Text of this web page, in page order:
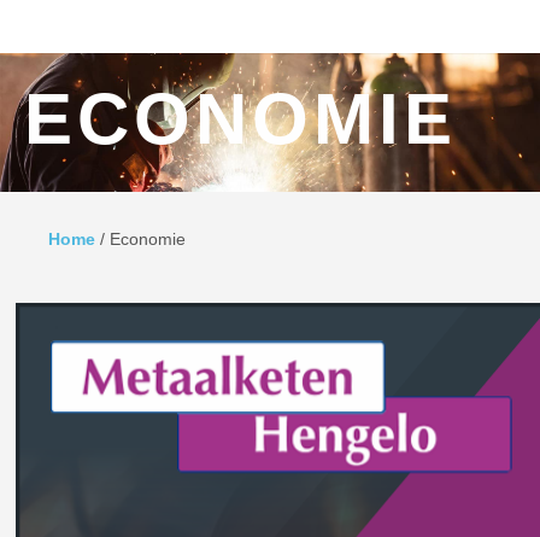
ECONOMIE
Home / Economie